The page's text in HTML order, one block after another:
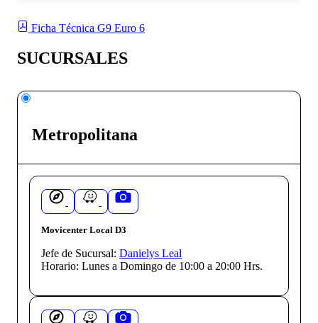
Ficha Técnica G9 Euro 6
SUCURSALES
Metropolitana
Movicenter Local D3
Jefe de Sucursal: Danielys Leal
Horario: Lunes a Domingo de 10:00 a 20:00 Hrs.